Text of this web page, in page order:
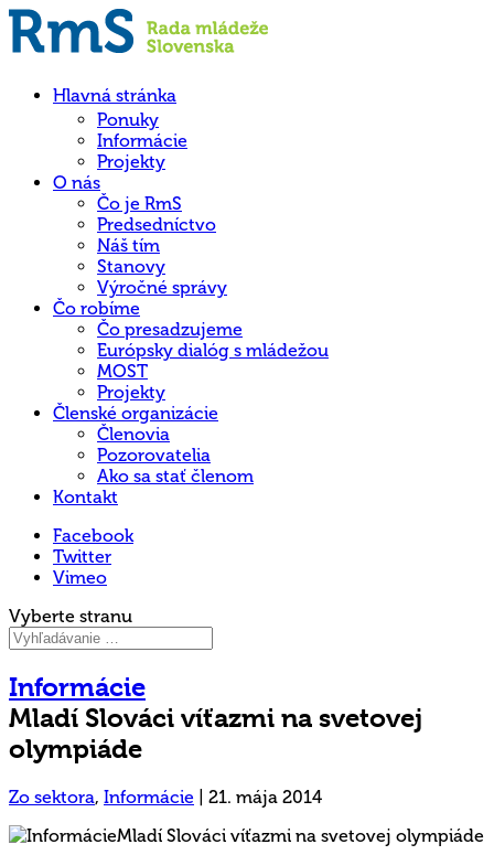
Hlavná stránka
Ponuky
Informácie
Projekty
O nás
Čo je RmS
Predsedníctvo
Náš tím
Stanovy
Výročné správy
Čo robíme
Čo presadzujeme
Európsky dialóg s mládežou
MOST
Projekty
Členské organizácie
Členovia
Pozorovatelia
Ako sa stať členom
Kontakt
Facebook
Twitter
Vimeo
Vyberte stranu
Informácie
Mladí Slováci víťazmi na svetovej
olympiáde
Zo sektora, Informácie 21. mája 2014